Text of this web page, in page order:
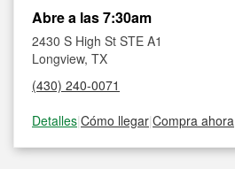
Abre a las 7:30am
2430 S High St STE A1
Longview, TX
(430) 240-0071
Detalles|Cómo llegar|Compra ahora